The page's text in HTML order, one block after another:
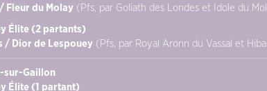
Fleur du Molay (Pfs, par Goliath des Londes et Idole du
Élite (2 partants)
/ Dior de Lespouey (Pfs, par Royal Aronn du Vassal et
sur-Gaillon
Élite (1 partant)